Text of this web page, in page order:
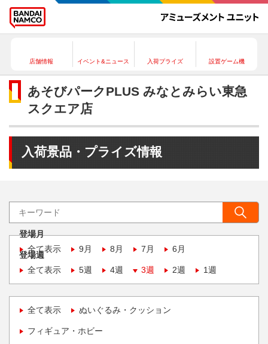
店舗情報 イベント&ニュース 入荷プライズ 設置ゲーム機
あそびパークPLUS みなとみらい東急
スクエア店
入荷景品・プライズ情報
登場月
全て表示
9月 8月 7月 6月
登場週
全て表示
5週 4週 3週 2週 1週
全て表示 ぬいぐるみ・クッション
フィギュア・ホビー